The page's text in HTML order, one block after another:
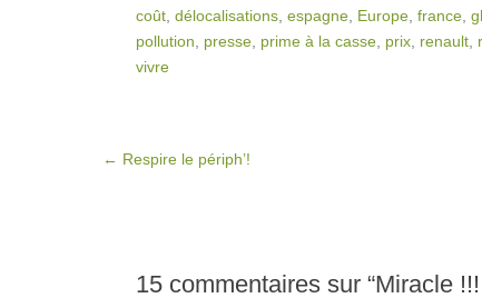
coût délocalisations espagne Europe france
pollution
presse prime à la casse prix renault
vivre
Post navigation
← Respire le périph’!
15 commentaires sur “Miracle